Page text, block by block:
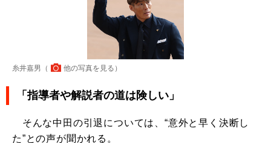
糸井嘉男（ 他の写真を見る ）
「指導者や解説者の道は険しい」
そんな中田の引退については、“意外と早く決断し
た”との声が聞かれる。